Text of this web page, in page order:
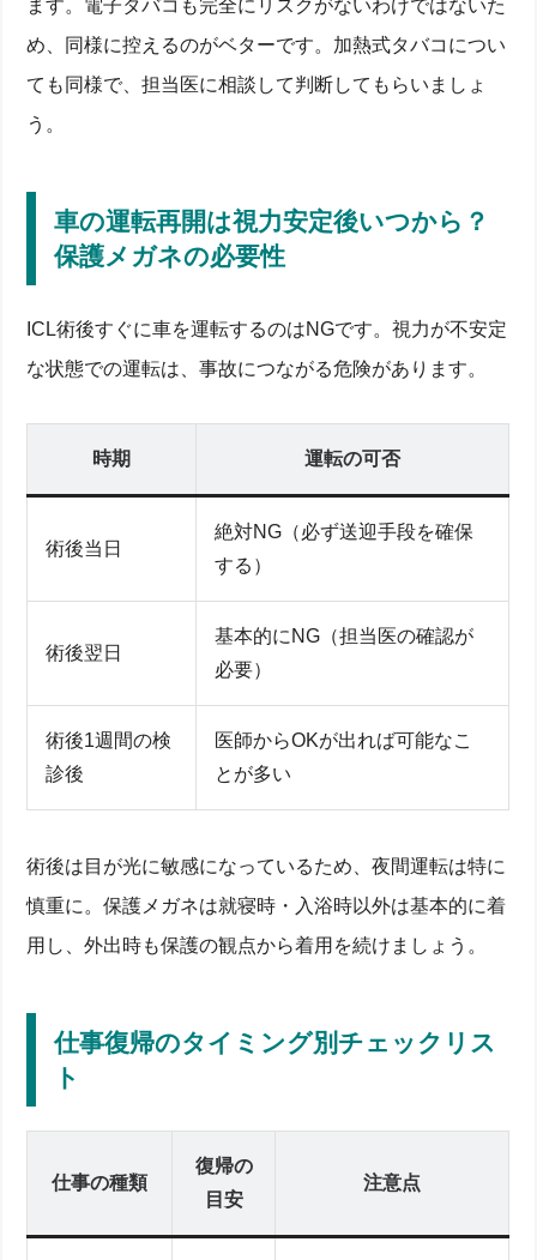
ます。電子タバコも完全にリスクがないわけではないた
め、同様に控えるのがベターです。加熱式タバコについ
ても同様で、担当医に相談して判断してもらいましょ
う。
車の運転再開は視力安定後いつから？
保護メガネの必要性
ICL術後すぐに車を運転するのはNGです。視力が不安定
な状態での運転は、事故につながる危険があります。
時期 運転の可否
術後当日
絶対NG（必ず送迎手段を確保
する）
術後翌日
基本的にNG（担当医の確認が
必要）
術後1週間の検
診後
医師からOKが出れば可能なこ
とが多い
術後は目が光に敏感になっているため、夜間運転は特に
慎重に。保護メガネは就寝時・入浴時以外は基本的に着
用し、外出時も保護の観点から着用を続けましょう。
仕事復帰のタイミング別チェックリス
ト
仕事の種類
復帰の
目安
注意点
炎症・感染症を防ぐ保護メガネ着用ルール
見え方がブレたら？すぐに眼科受診すべきサイン
ク
費用の目安と保険適用の可否
白内障・緑内障など既往疾患がある患者の注意点
遠方からの来院・当日の流れと費用｜来院前に知って
遠方患者向け前日予約と当日の手術フロー
交通・宿泊費を抑えるコツ
オンライン相談の活用で術後不安を解消
洗顔・洗髪まで
術後1週間の安全な暇つぶしアイデア10選
スマホ・PC・テレビ視聴時間の目安と眼精疲労対
策
軽い運動・入浴はいつから？日常生活の可否まとめ